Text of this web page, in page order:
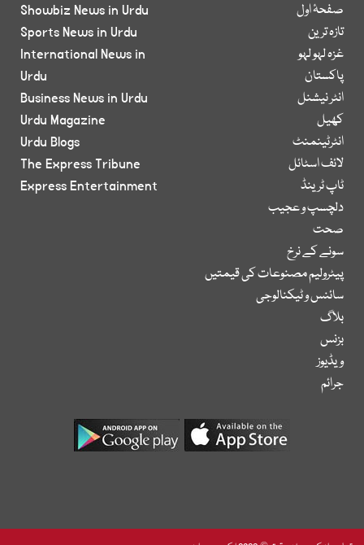
صفحۂ اول
تازہ ترین
غزہ لہو لہو
پاکستان
انٹر نیشنل
کھیل
انٹرٹینمنٹ
لائف اسٹائل
ٹاپ ٹرینڈ
دلچسپ و عجیب
صحت
سونے کے نرخ
پیٹرولیم مصنوعات کی قیمتیں
سائنس و ٹیکنالوجی
بلاگ
بزنس
ویڈیوز
جرائم
Showbiz News in Urdu
Sports News in Urdu
International News in
Urdu
Business News in Urdu
Urdu Magazine
Urdu Blogs
The Express Tribune
Express Entertainment